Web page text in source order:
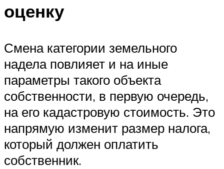
оценку
Смена категории земельного
надела повлияет и на иные
параметры такого объекта
собственности, в первую очередь,
на его кадастровую стоимость. Это
напрямую изменит размер налога,
который должен оплатить
собственник.